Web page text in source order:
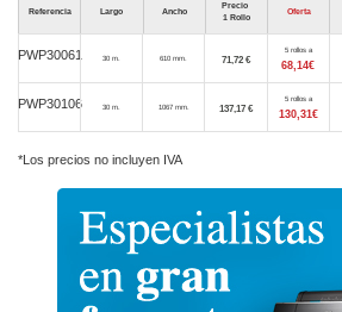
Referencia Largo Ancho
Precio
1 Rollo
Oferta
PWP30061 30 m. 610 mm. 71,72 €
5 rollos a
68,14€
PWP30106 30 m. 1067 mm. 137,17 €
5 rollos a
130,31€
*Los precios no incluyen IVA